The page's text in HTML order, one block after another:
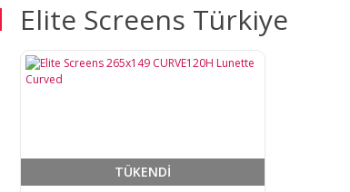
Elite Screens Türkiye
TÜKENDİ